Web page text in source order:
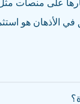
الأذهان هو